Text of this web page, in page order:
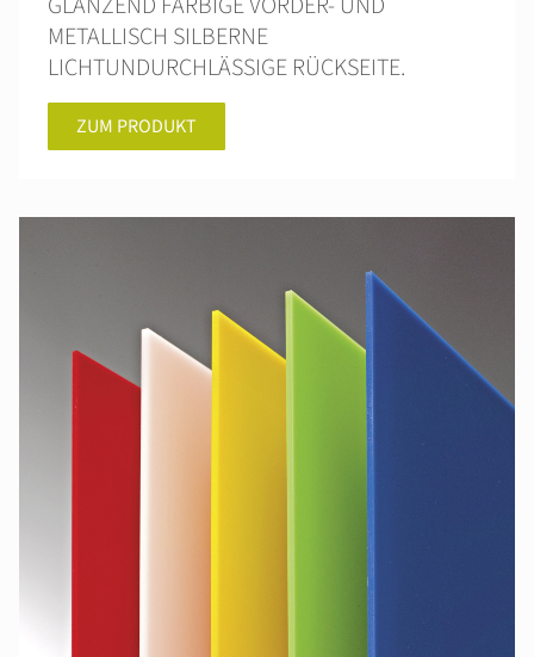
METALLISCH SILBERNE
LICHTUNDURCHLÄSSIGE RÜCKSEITE.
ZUM PRODUKT